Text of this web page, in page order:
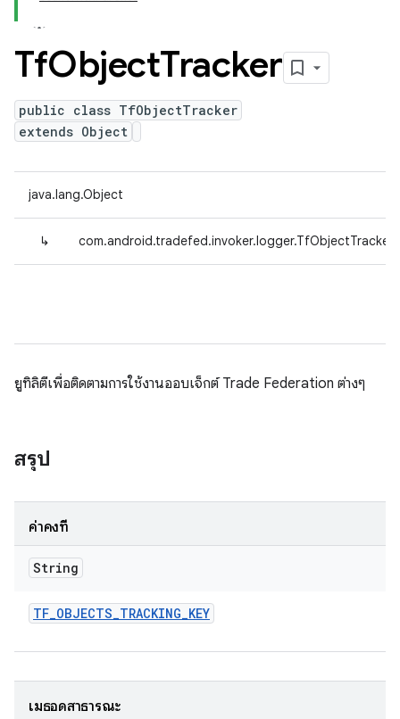
TfObjectTracker
public class TfObjectTracker
extends Object
java.lang.Object
↳ com.android.tradefed.invoker.logger.TfObjectTracker
ยูทิลิตีเพื่อติดตามการใช้งานออบเจ็กต์ Trade Federation ต่างๆ
สรุป
ค่าคงที่
String
TF_OBJECTS_TRACKING_KEY
เมธอดสาธารณะ